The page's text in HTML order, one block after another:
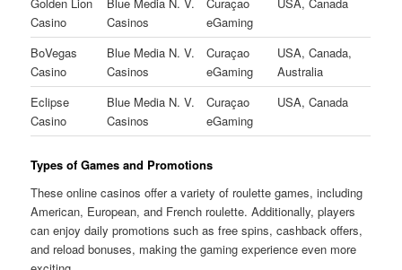
Casino
Casinos
eGaming
BoVegas
Casino
Blue Media N. V.
Casinos
Curaçao
eGaming
USA, Canada,
Australia
Eclipse
Casino
Blue Media N. V.
Casinos
Curaçao
eGaming
USA, Canada
Types of Games and Promotions
These online casinos offer a variety of roulette games, including
American, European, and French roulette. Additionally, players
can enjoy daily promotions such as free spins, cashback offers,
and reload bonuses, making the gaming experience even more